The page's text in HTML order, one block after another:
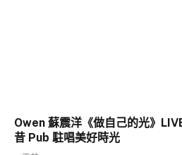
Owen 蘇震洋《做自己的光》
昔 Pub 駐唱美好時光